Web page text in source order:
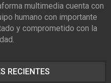
multimedia cuenta con
humano con importante
y comprometido con la
RECIENTES